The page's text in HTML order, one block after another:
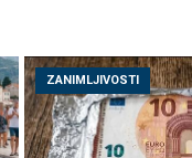
ZANIMLJIVOSTI